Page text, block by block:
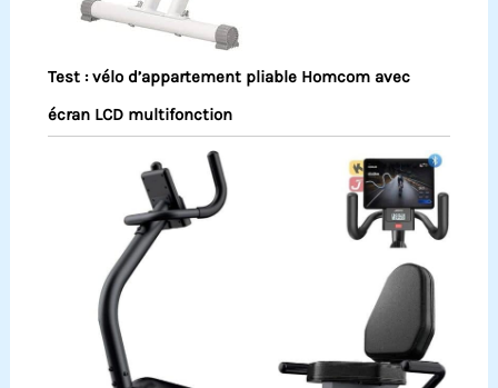
Test : vélo d’appartement pliable Homcom avec
écran LCD multifonction